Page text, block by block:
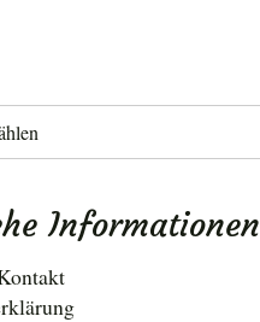
Informationen